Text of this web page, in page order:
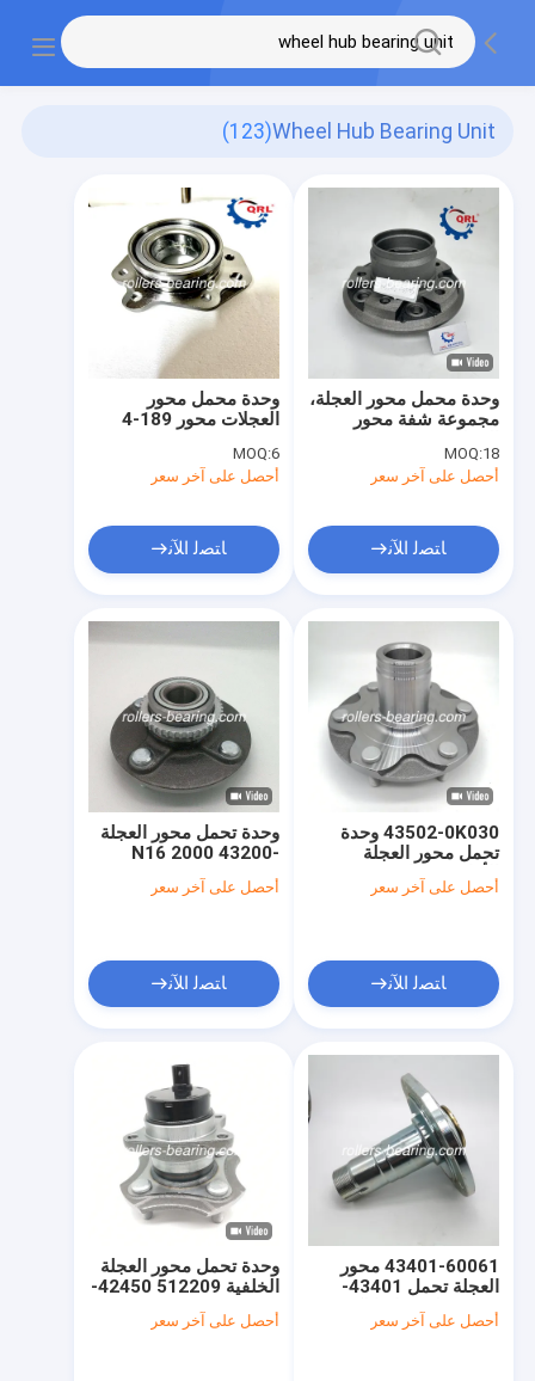
Wheel Hub Bearing Unit
(123)
وحدة محمل محور
العجلات محور 189-4
RD1/RD2
MOQ:6
أحصل على آخر سعر
ﺎﺘﺼﻟ ﺍﻶﻧ
وحدة محمل محور العجلة،
مجموعة شفة محور
لسيارة تويوتا هايلكس
MOQ:18
أحصل على آخر سعر
ﺎﺘﺼﻟ ﺍﻶﻧ
وحدة تحمل محور العجلة
N16 2000 43200-
4m400 HUB171T-1
أحصل على آخر سعر
ﺎﺘﺼﻟ ﺍﻶﻧ
43502-0K030 وحدة
تحمل محور العجلة
الأمامية شهادة
IATF16949
أحصل على آخر سعر
ﺎﺘﺼﻟ ﺍﻶﻧ
وحدة تحمل محور العجلة
الخلفية 512209 42450-
52020 42450-52021
أحصل على آخر سعر
43401-60061 محور
العجلة تحمل 43401-
60060 لتويوتا هايلكس
أحصل على آخر سعر